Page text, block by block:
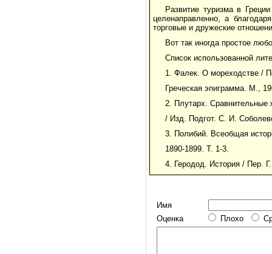
Развитие туризма в
целенаправленно, а
торговые и дружеские
Вот так иногда простое
Список использованной
1. Фалек. О мореходстве /
Греческая эпиграмма. М.,
2. Плутарх. Сравнительные
/ Изд. Подгот. С. И.
3. Полибий. Всеобщая
1890-1899. Т. 1-3.
4. Геродод. История / Пер.
Имя
Оценка
Плохо